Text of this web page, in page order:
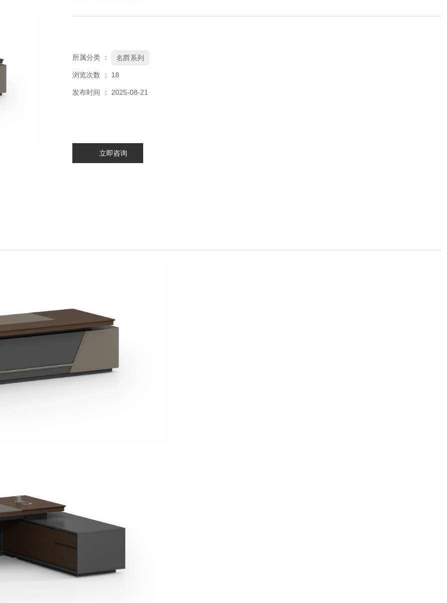
所属分类 ： 名爵系列
浏览次数 ： 18
发布时间 ： 2025-08-21
立即咨询